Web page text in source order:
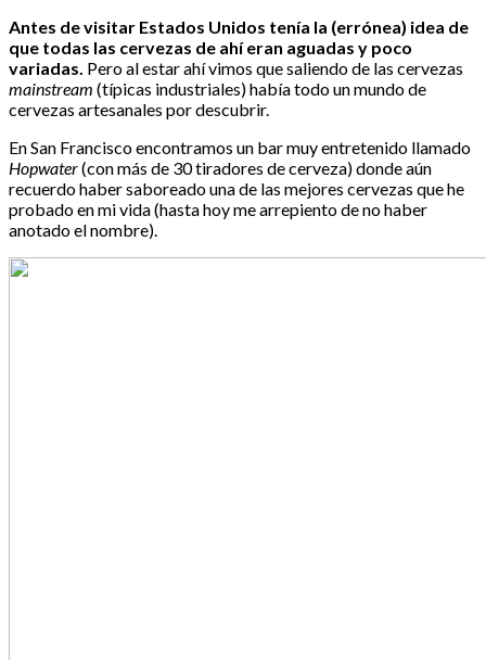
Antes de visitar Estados Unidos tenía la (errónea) idea de
que todas las cervezas de ahí eran aguadas y poco
variadas. Pero al estar ahí vimos que saliendo de las cervezas
mainstream (típicas industriales) había todo un mundo de
cervezas artesanales por descubrir.
En San Francisco encontramos un bar muy entretenido llamado
Hopwater(con más de 30 tiradores de cerveza) donde aún
recuerdo haber saboreado una de las mejores cervezas que he
probado en mi vida (hasta hoy me arrepiento de no haber
anotado el nombre).